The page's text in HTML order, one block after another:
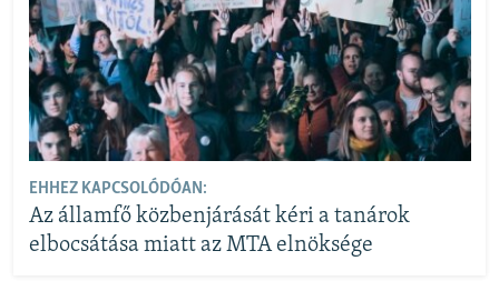
EHHEZ KAPCSOLÓDÓAN:
Az államfő közbenjárását kéri a tanárok
elbocsátása miatt az MTA elnöksége